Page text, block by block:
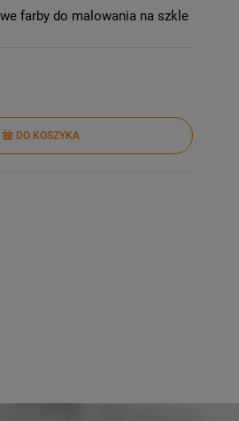
farby do malowania na szkle
DO KOSZYKA